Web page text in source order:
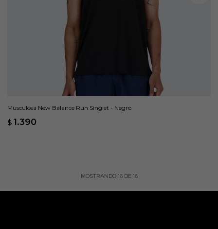
Musculosa New Balance Run Singlet - Negro
$ 1.390
MOSTRANDO 16DE 16